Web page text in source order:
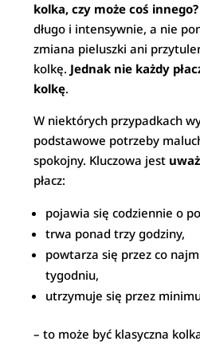
kolka, czy może coś innego?
długo i intensywnie, a nie
zmiana pieluszki ani
kolkę. Jednak nie każdy
kolkę.
W niektórych przypadkach
podstawowe potrzeby
spokojny. Kluczowa jest
płacz:
pojawia się codziennie o
trwa ponad trzy godziny,
powtarza się przez co
tygodniu,
utrzymuje się przez
– to może być klasyczna